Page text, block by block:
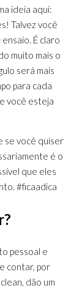
ideia aqui:
Talvez você
É claro
muito mais o
será mais
para cada
você esteja
se você quiser
é o
que eles
#ficaadica
pessoal e
contar, por
dão um